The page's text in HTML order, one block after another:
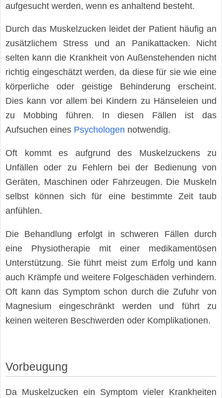
aufgesucht werden, wenn es anhaltend besteht.
Durch das Muskelzucken leidet der Patient häufig an
zusätzlichem Stress und an Panikattacken. Nicht
selten kann die Krankheit von Außenstehenden nicht
richtig eingeschätzt werden, da diese für sie wie eine
körperliche oder geistige Behinderung erscheint.
Dies kann vor allem bei Kindern zu Hänseleien und
zu Mobbing führen. In diesen Fällen ist das
Aufsuchen eines Psychologen notwendig.
Oft kommt es aufgrund des Muskelzuckens zu
Unfällen oder zu Fehlern bei der Bedienung von
Geräten, Maschinen oder Fahrzeugen. Die Muskeln
selbst können sich für eine bestimmte Zeit taub
anfühlen.
Die Behandlung erfolgt in schweren Fällen durch
eine Physiotherapie mit einer medikamentösen
Unterstützung. Sie führt meist zum Erfolg und kann
auch Krämpfe und weitere Folgeschäden verhindern.
Oft kann das Symptom schon durch die Zufuhr von
Magnesium eingeschränkt werden und führt zu
keinen weiteren Beschwerden oder Komplikationen.
Vorbeugung
Da Muskelzucken ein Symptom vieler Krankheiten